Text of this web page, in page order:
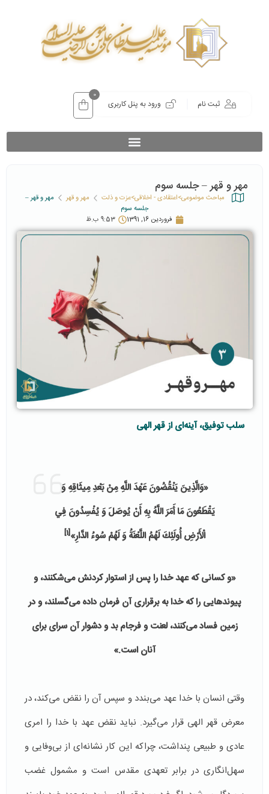
ثبت نام ورود به پنل کاربری
0
مهر و قهر – جلسه سوم
مباحث موضوعی>اعتقادی - اخلاقی>عزت و ذلت مهر و قهر
مهر و قهر –
جلسه سوم
فروردین 16, 1391
9:53 ب.ظ
سلب توفیق، آینه‌ای از قهر الهی
«وَالَّذِينَ يَنْقُضُونَ عَهْدَ اللَّهِ مِنْ بَعْدِ مِيثَاقِهِ وَ
يَقْطَعُونَ مَا أَمَرَ اللَّهُ بِهِ أَنْ يُوصَلَ وَ يُفْسِدُونَ فِي
الْأَرْضِ أُولَئِكَ لَهُمُ اللَّعْنَةُ وَ لَهُمْ سُوءُ الدَّارِ»[1]
«و کسانی که عهد خدا را پس از استوار کردنش می‌شکنند، و
پیوندهایی را که خدا به برقراری آن فرمان داده می‌گسلند، و در
زمین فساد می‌کنند، لعنت و فرجام بد و دشوار آن سرای برای
آنان است.»
وقتی انسان با خدا عهد می‌بندد و سپس آن را نقض می‌کند، در
معرض قهر الهی قرار می‌گیرد. نباید نقض عهد با خدا را امری
عادی و طبیعی پنداشت، چراکه این کار نشانه‌ای از بی‌وفایی و
سهل‌انگاری در برابر تعهدی مقدس است و مشمول غضب